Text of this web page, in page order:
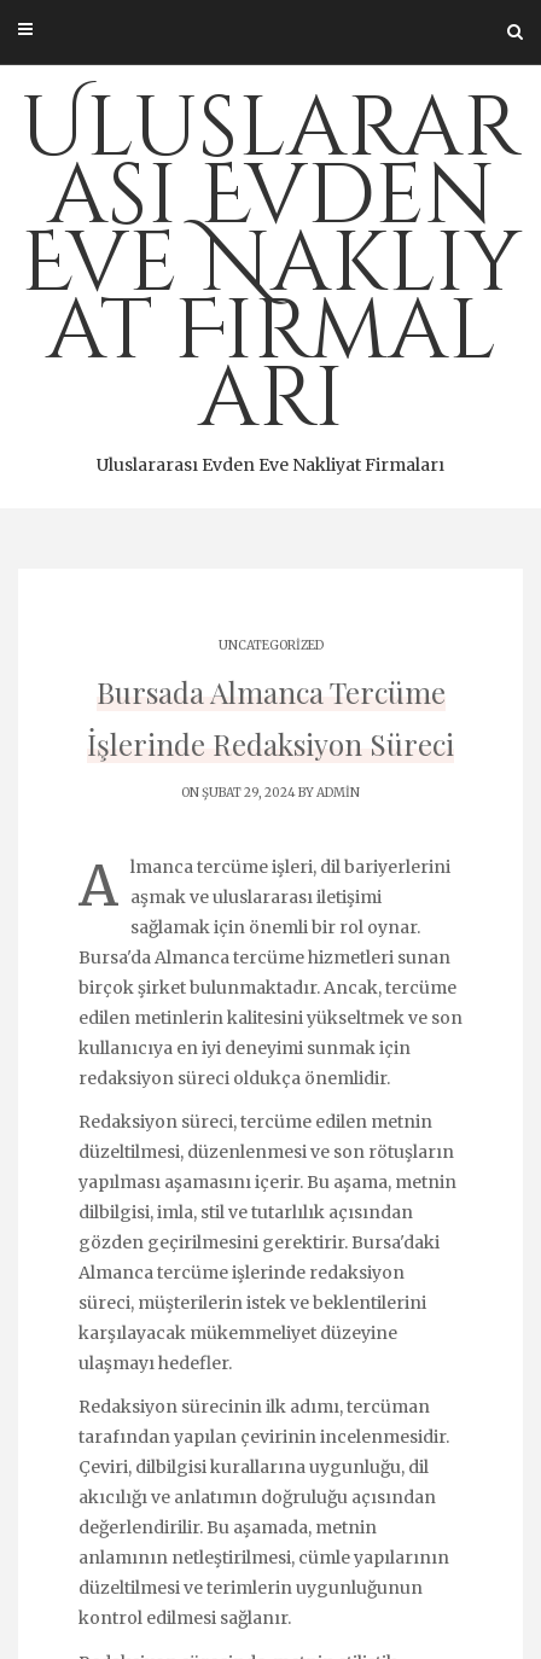
content
Uluslarar
ası Evden
Eve Nakliy
at Firmal
arı
Uluslararası Evden Eve Nakliyat Firmaları
UNCATEGORIZED
Bursada Almanca Tercüme
İşlerinde Redaksiyon Süreci
ON ŞUBAT 29, 2024 BYADMIN
A lmanca tercüme işleri, dil bariyerlerini
aşmak ve uluslararası iletişimi
sağlamak için önemli bir rol oynar.
Bursa'da Almanca tercüme hizmetleri sunan
birçok şirket bulunmaktadır. Ancak, tercüme
edilen metinlerin kalitesini yükseltmek ve son
kullanıcıya en iyi deneyimi sunmak için
redaksiyon süreci oldukça önemlidir.
Redaksiyon süreci, tercüme edilen metnin
düzeltilmesi, düzenlenmesi ve son rötuşların
yapılması aşamasını içerir. Bu aşama, metnin
dilbilgisi, imla, stil ve tutarlılık açısından
gözden geçirilmesini gerektirir. Bursa'daki
Almanca tercüme işlerinde redaksiyon
süreci, müşterilerin istek ve beklentilerini
karşılayacak mükemmeliyet düzeyine
ulaşmayı hedefler.
Redaksiyon sürecinin ilk adımı, tercüman
tarafından yapılan çevirinin incelenmesidir.
Çeviri, dilbilgisi kurallarına uygunluğu, dil
akıcılığı ve anlatımın doğruluğu açısından
değerlendirilir. Bu aşamada, metnin
anlamının netleştirilmesi, cümle yapılarının
düzeltilmesi ve terimlerin uygunluğunun
kontrol edilmesi sağlanır.